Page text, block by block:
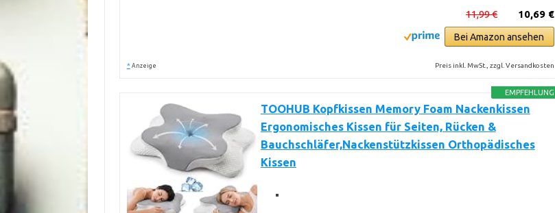
10,69 €
11,99 €
Bei Amazon ansehen
* Anzeige Preis inkl. MwSt., zzgl. Versandkosten
EMPFEHLUNG
TOOHUB Kopfkissen Memory Foam Nackenkissen
Ergonomisches Kissen für Seiten, Rücken &
Bauchschläfer,Nackenstützkissen Orthopädisches
Kissen